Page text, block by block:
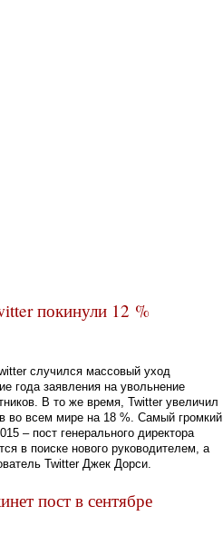
покинули 12 %
случился массовый уход
года заявления на увольнение
В то же время, Twitter увеличил
во всем мире на 18 %. Самый громкий
– пост генерального директора
в поиске нового руководителем, а
Twitter Джек Дорси.
пост в сентябре